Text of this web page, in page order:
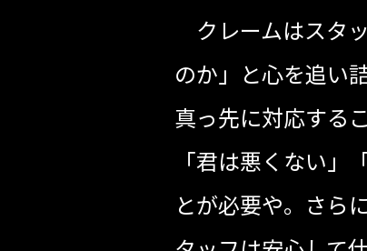
クレームはスタ
のか」と心を追い
真っ先に対応するこ
「君は悪くない
とが必要や。さら